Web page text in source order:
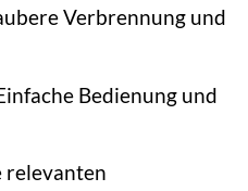
Verbrennung und
Bedienung und
relevanten